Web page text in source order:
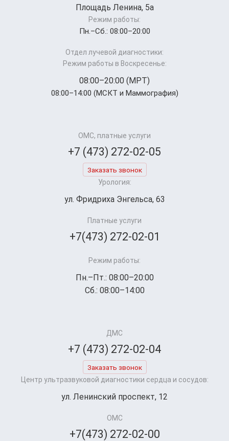
Площадь Ленина, 5а
Режим работы:
Пн.–Cб.: 08:00–20:00
Отдел лучевой диагностики:
Режим работы в Воскресенье:
08:00–20:00 (МРТ)
08:00–14:00 (МСКТ и Маммография)
ОМС, платные услуги
+7 (473) 272-02-05
Заказать звонок
Урология:
ул. Фридриха Энгельса, 63
Платные услуги
+7(473) 272-02-01
Режим работы:
Пн.–Пт.: 08:00–20:00
Сб.: 08:00–14:00
ДМС
+7 (473) 272-02-04
Заказать звонок
Центр ультразвуковой диагностики сердца и сосудов:
ул. Ленинский проспект, 12
ОМС
+7(473) 272-02-00